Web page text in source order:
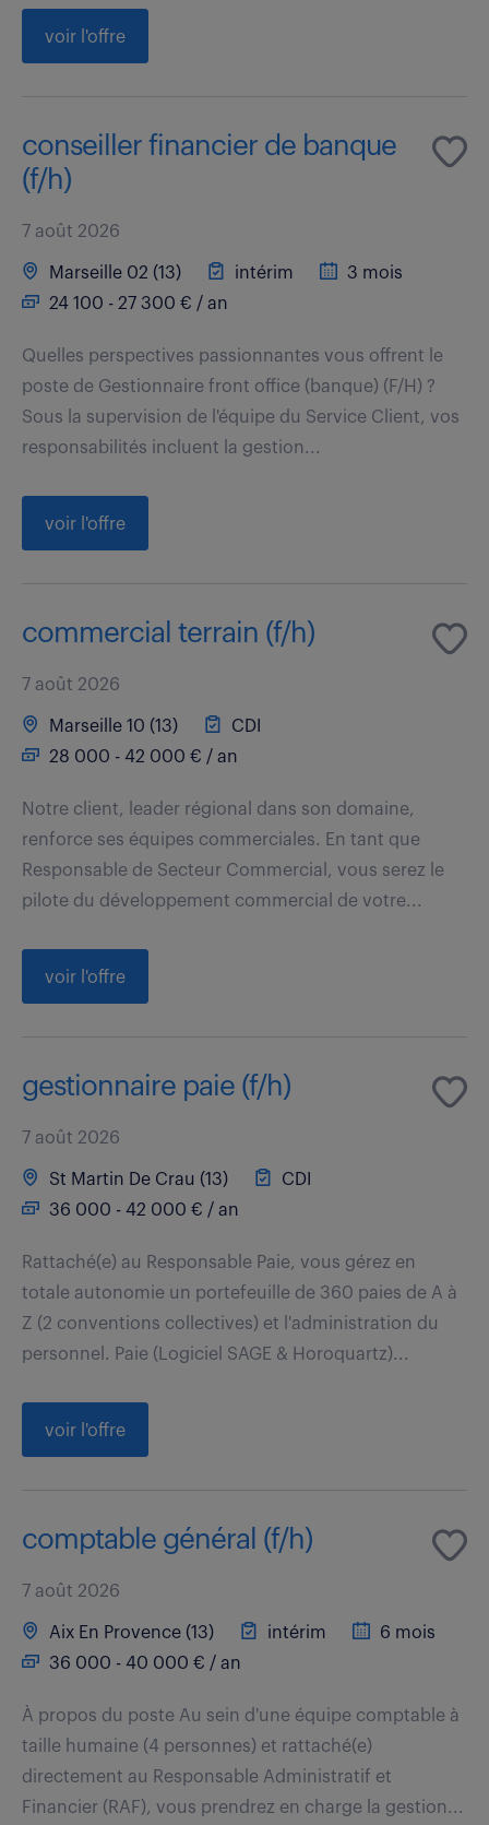
voir l'offre
conseiller financier de banque
(f/h)
7 août 2026
Marseille 02 (13) intérim
3 mois
24 100 - 27 300 € / an
Quelles perspectives passionnantes vous offrent le
poste de Gestionnaire front office (banque) (F/H) ?
Sous la supervision de l'équipe du Service Client, vos
responsabilités incluent la gestion...
voir l'offre
commercial terrain (f/h)
7 août 2026
Marseille 10 (13)
CDI
28 000 - 42 000 € / an
Notre client, leader régional dans son domaine,
renforce ses équipes commerciales. En tant que
Responsable de Secteur Commercial, vous serez le
pilote du développement commercial de votre...
voir l'offre
gestionnaire paie (f/h)
7 août 2026
St Martin De Crau (13)
CDI
36 000 - 42 000 € / an
Rattaché(e) au Responsable Paie, vous gérez en
totale autonomie un portefeuille de 360 paies de A à
Z (2 conventions collectives) et l'administration du
personnel. Paie (Logiciel SAGE & Horoquartz)...
voir l'offre
comptable général (f/h)
7 août 2026
Aix En Provence (13) intérim
6 mois
36 000 - 40 000 € / an
À propos du poste Au sein d'une équipe comptable à
taille humaine (4 personnes) et rattaché(e)
directement au Responsable Administratif et
Financier (RAF), vous prendrez en charge la gestion...